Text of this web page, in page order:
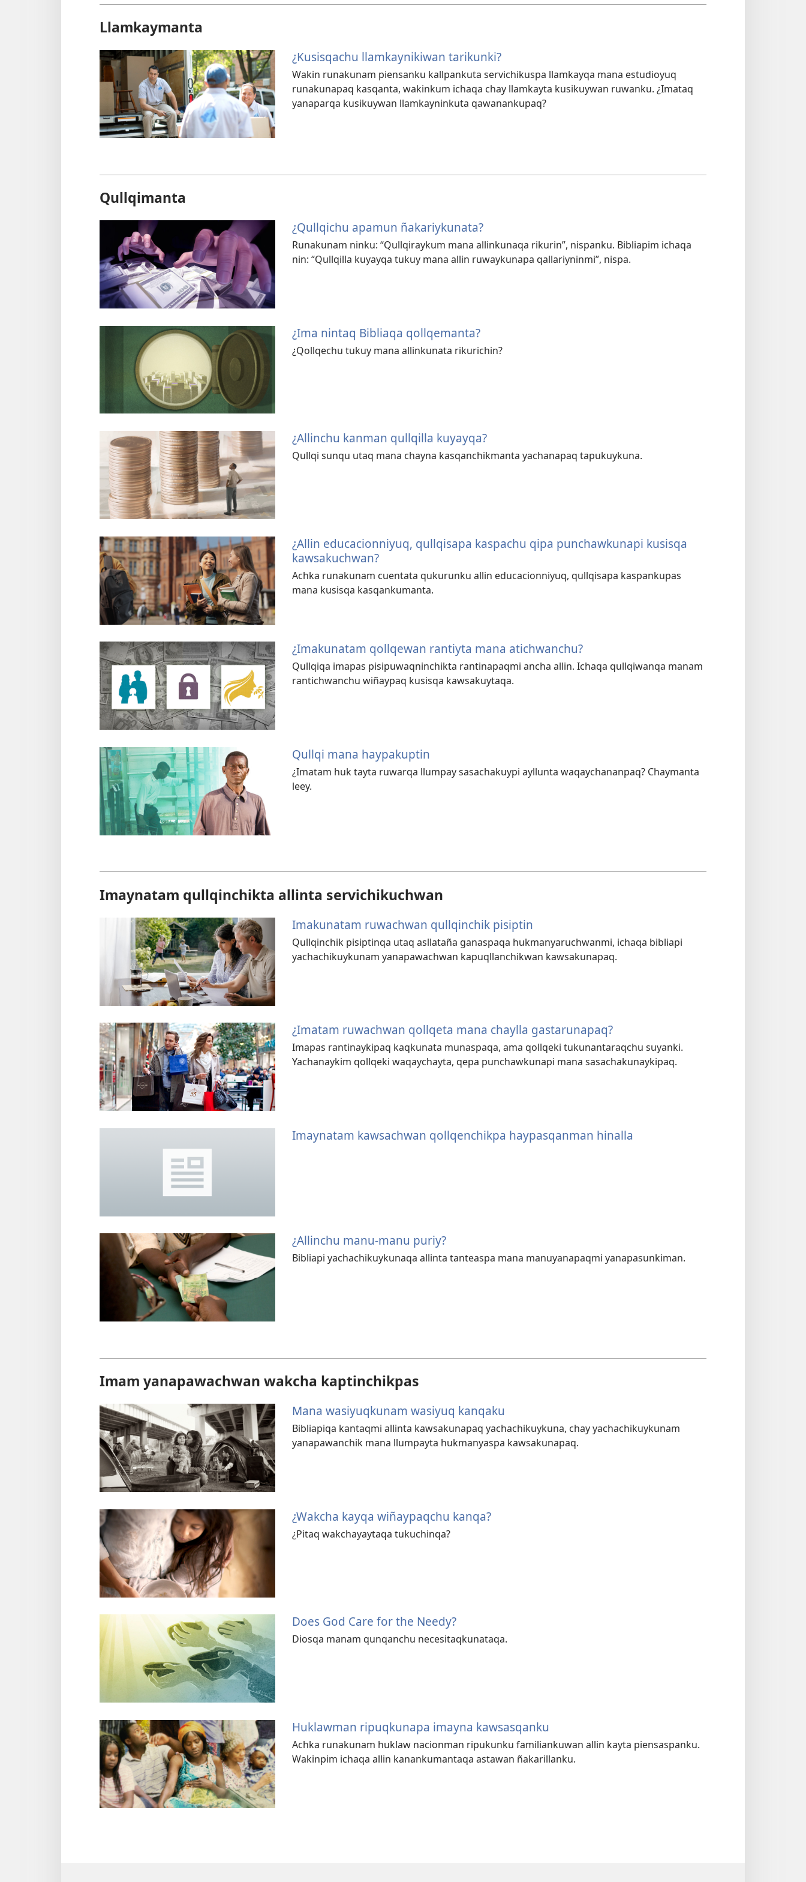
Llamkaymanta
¿Kusisqachu llamkaynikiwan tarikunki?
Wakin runakunam piensanku kallpankuta servichikuspa llamkayqa mana estudioyuq
runakunapaq kasqanta, wakinkum ichaqa chay llamkayta kusikuywan ruwanku. ¿Imataq
yanaparqa kusikuywan llamkayninkuta qawanankupaq?
Qullqimanta
¿Qullqichu apamun ñakariykunata?
Runakunam ninku: “Qullqiraykum mana allinkunaqa rikurin”, nispanku. Bibliapim ichaqa
nin: “Qullqilla kuyayqa tukuy mana allin ruwaykunapa qallariyninmi”, nispa.
¿Ima nintaq Bibliaqa qollqemanta?
¿Qollqechu tukuy mana allinkunata rikurichin?
¿Allinchu kanman qullqilla kuyayqa?
Qullqi sunqu utaq mana chayna kasqanchikmanta yachanapaq tapukuykuna.
¿Allin educacionniyuq, qullqisapa kaspachu qipa punchawkunapi kusisqa
kawsakuchwan?
Achka runakunam cuentata qukurunku allin educacionniyuq, qullqisapa kaspankupas
mana kusisqa kasqankumanta.
¿Imakunatam qollqewan rantiyta mana atichwanchu?
Qullqiqa imapas pisipuwaqninchikta rantinapaqmi ancha allin. Ichaqa qullqiwanqa manam
rantichwanchu wiñaypaq kusisqa kawsakuytaqa.
Qullqi mana haypakuptin
¿Imatam huk tayta ruwarqa llumpay sasachakuypi ayllunta waqaychananpaq? Chaymanta
leey.
Imaynatam qullqinchikta allinta servichikuchwan
Imakunatam ruwachwan qullqinchik pisiptin
Qullqinchik pisiptinqa utaq asllataña ganaspaqa hukmanyaruchwanmi, ichaqa bibliapi
yachachikuykunam yanapawachwan kapuqllanchikwan kawsakunapaq.
¿Imatam ruwachwan qollqeta mana chaylla gastarunapaq?
Imapas rantinaykipaq kaqkunata munaspaqa, ama qollqeki tukunantaraqchu suyanki.
Yachanaykim qollqeki waqaychayta, qepa punchawkunapi mana sasachakunaykipaq.
Imaynatam kawsachwan qollqenchikpa haypasqanman hinalla
¿Allinchu manu-manu puriy?
Bibliapi yachachikuykunaqa allinta tanteaspa mana manuyanapaqmi yanapasunkiman.
Imam yanapawachwan wakcha kaptinchikpas
Mana wasiyuqkunam wasiyuq kanqaku
Bibliapiqa kantaqmi allinta kawsakunapaq yachachikuykuna, chay yachachikuykunam
yanapawanchik mana llumpayta hukmanyaspa kawsakunapaq.
¿Wakcha kayqa wiñaypaqchu kanqa?
¿Pitaq wakchayaytaqa tukuchinqa?
Does God Care for the Needy?
Diosqa manam qunqanchu necesitaqkunataqa.
Huklawman ripuqkunapa imayna kawsasqanku
Achka runakunam huklaw nacionman ripukunku familiankuwan allin kayta piensaspanku.
Wakinpim ichaqa allin kanankumantaqa astawan ñakarillanku.